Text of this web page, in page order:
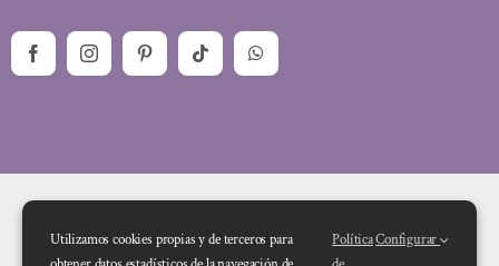
Utilizamos cookies propias y de terceros para
PolíticaConfigurar